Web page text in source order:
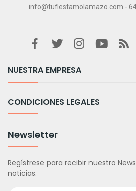
info@tufiestamolamazo.com -
NUESTRA EMPRESA
CONDICIONES LEGALES
Newsletter
Regístrese para recibir nuestro
noticias.